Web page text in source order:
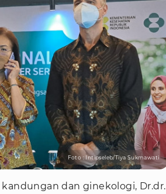
Foto : Intipseleb/Tiya Sukmawati
dan ginekologi, Dr.dr.